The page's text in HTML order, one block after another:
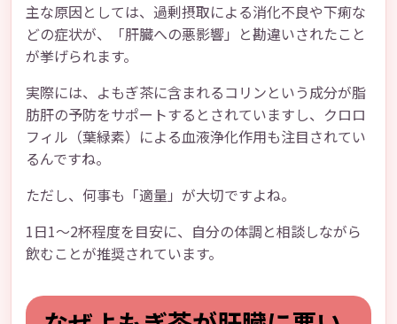
主な原因としては、過剰摂取による消化不良や下痢な
どの症状が、「肝臓への悪影響」と勘違いされたこと
が挙げられます。
実際には、よもぎ茶に含まれるコリンという成分が脂
肪肝の予防をサポートするとされていますし、クロロ
フィル（葉緑素）による血液浄化作用も注目されてい
るんですね。
ただし、何事も「適量」が大切ですよね。
1日1〜2杯程度を目安に、自分の体調と相談しながら
飲むことが推奨されています。